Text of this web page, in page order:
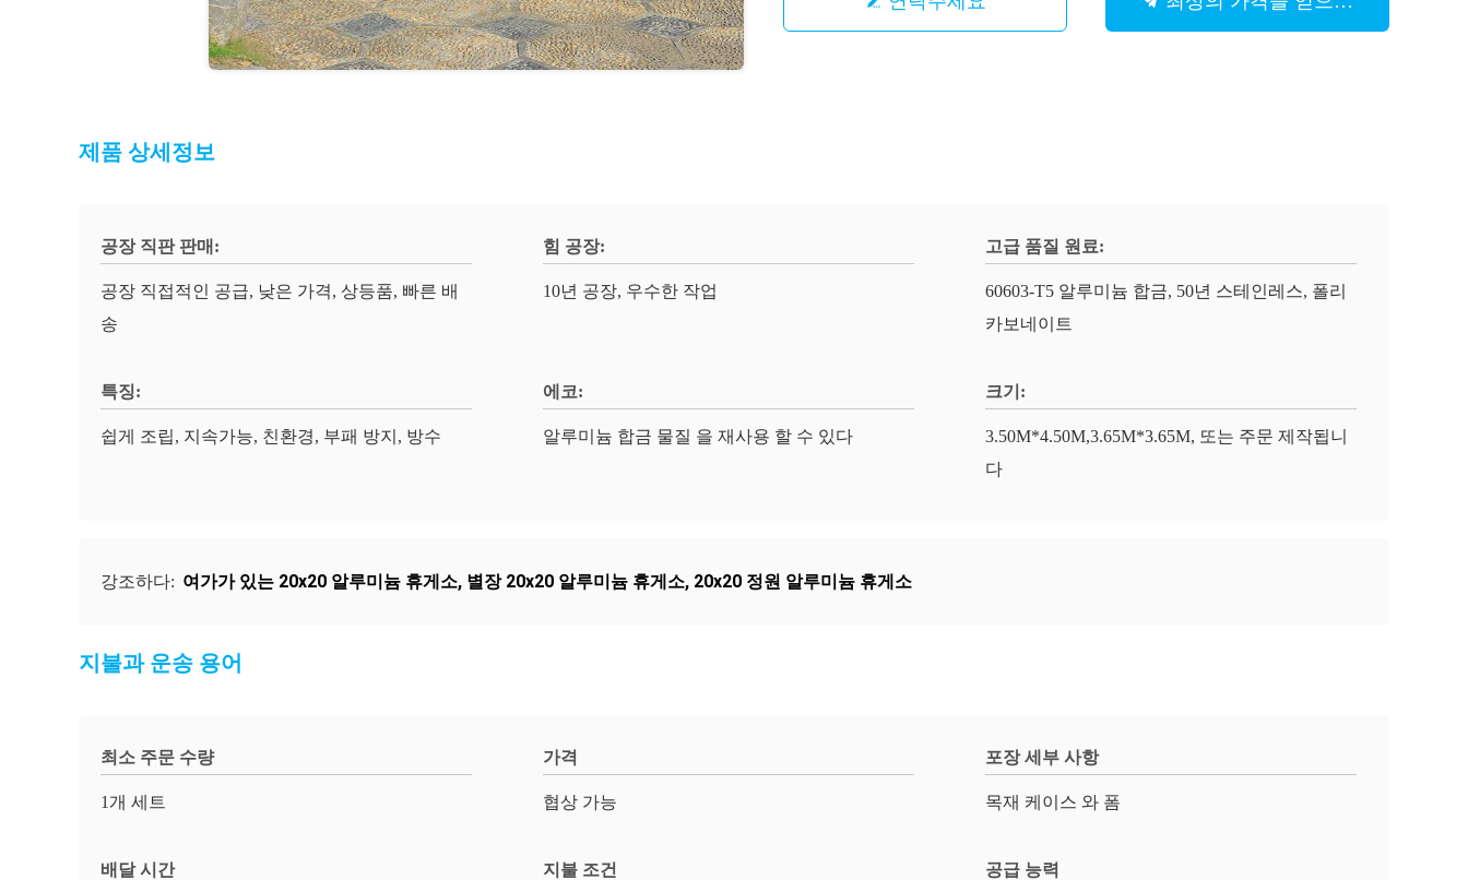
제품 상세정보
공장 직판 판매:
공장 직접적인 공급, 낮은 가격, 상등품, 빠른 배
송
힘 공장:
10년 공장, 우수한 작업
고급 품질 원료:
60603-T5 알루미늄 합금, 50년 스테인레스, 폴리
카보네이트
특징:
쉽게 조립, 지속가능, 친환경, 부패 방지, 방수
에코:
알루미늄 합금 물질 을 재사용 할 수 있다
크기:
3.50M*4.50M,3.65M*3.65M, 또는 주문 제작됩니
다
강조하다: 여가가 있는 20x20 알루미늄 휴게소, 별장 20x20 알루미늄 휴게소, 20x20 정원 알루미늄 휴게소
지불과 운송 용어
최소 주문 수량
1개 세트
가격
협상 가능
포장 세부 사항
목재 케이스 와 폼
배달 시간 지불 조건 공급 능력